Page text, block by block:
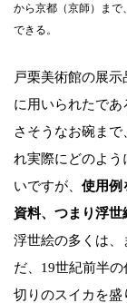
から京都（京師）まで
できる。
戸栗美術館の展
に用いられたで
さそうなお碗ま
れ実際にどのよう
いですが、 使用例
資料、つまり浮世
浮世絵の多くは、
だ、19世紀前半
切りのスイカを